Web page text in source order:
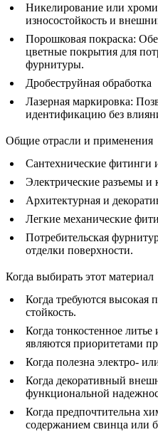
Никелирование или
износостойкость и
Порошковая покраска:
цветные покрытия для
фурнитуры.
Дробеструйная обработка
Лазерная маркировка:
идентификацию без
Общие отрасли и применения
Сантехнические фитинги
Электрические разъемы и
Архитектурная и
Легкие механические
Потребительская
отделки поверхности.
Когда выбирать этот материал
Когда требуются высокая
стойкость.
Когда тонкостенное литье
являются приоритетами
Когда полезна электро-
Когда декоративный
функциональной
Когда предпочтительна
содержанием свинца или